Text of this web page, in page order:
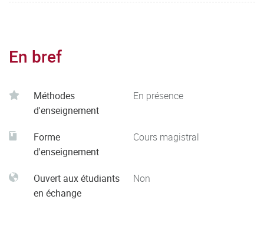
En bref
Méthodes
d'enseignement
En présence
Forme
d'enseignement
Cours magistral
Ouvert aux étudiants
en échange
Non